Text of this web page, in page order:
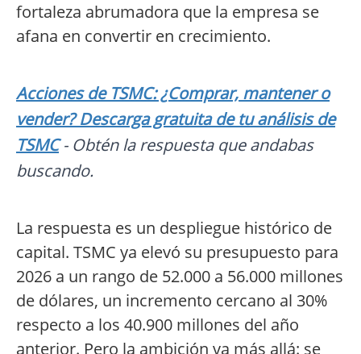
fortaleza abrumadora que la empresa se
afana en convertir en crecimiento.
Acciones de TSMC: ¿Comprar, mantener o
vender? Descarga gratuita de tu análisis de
TSMC- Obtén la respuesta que andabas
buscando.
La respuesta es un despliegue histórico de
capital. TSMC ya elevó su presupuesto para
2026 a un rango de 52.000 a 56.000 millones
de dólares, un incremento cercano al 30%
respecto a los 40.900 millones del año
anterior. Pero la ambición va más allá: se